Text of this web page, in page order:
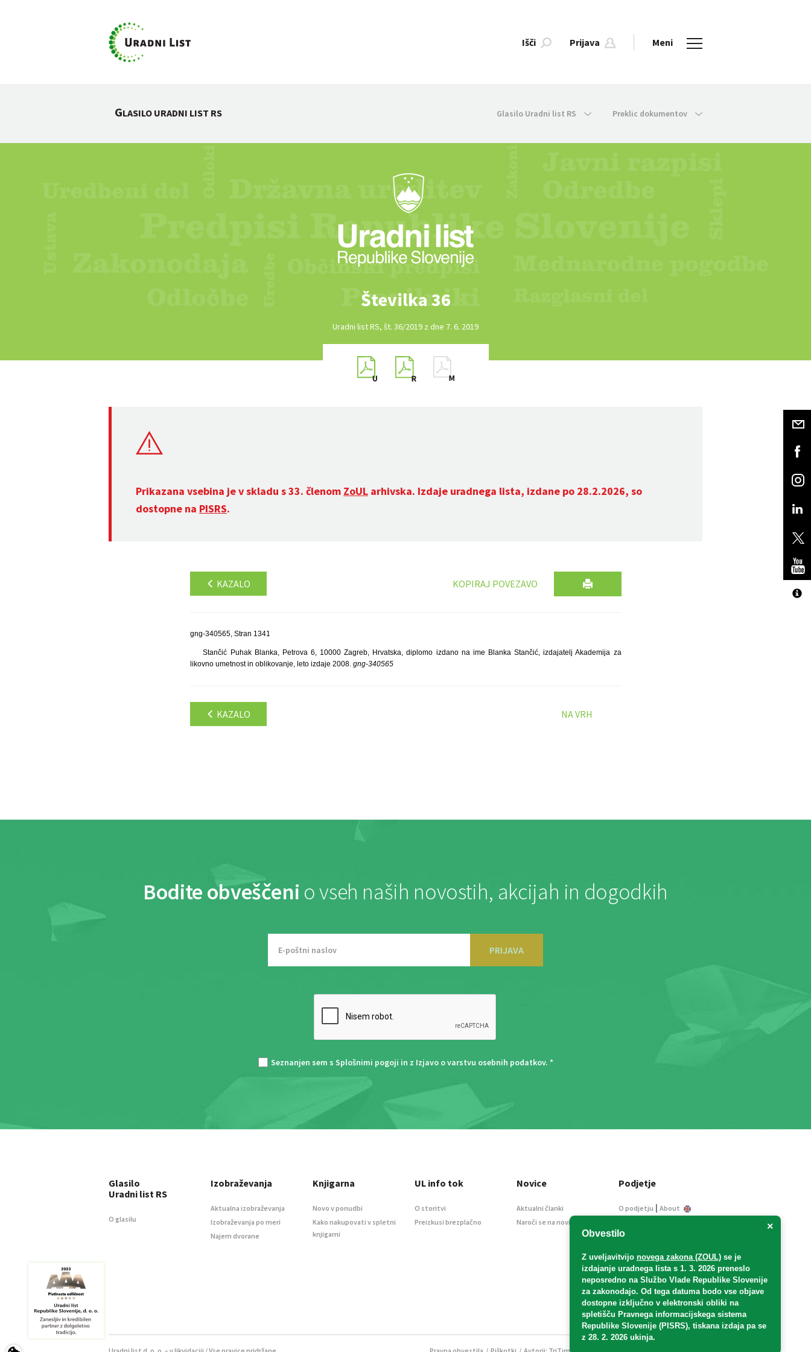
Išči Prijava Meni
GLASILO URADNI LIST RS Glasilo Uradni list RS Preklic dokumentov
Številka 36
Uradni list RS, št. 36/2019 z dne 7. 6. 2019
Prikazana vsebina je v skladu s 33. členom ZoUL arhivska. Izdaje uradnega lista, izdane po 28.2.2026, so
dostopne na PISRS.
KAZALO KOPIRAJ POVEZAVO
gng-340565, Stran 1341
Stančić Puhak Blanka, Petrova 6, 10000 Zagreb, Hrvatska, diplomo izdano na ime Blanka Stančić, izdajatelj Akademija za
likovno umetnost in oblikovanje, leto izdaje 2008. gng-340565
KAZALO NA VRH
Bodite obveščeni o vseh naših novostih, akcijah in dogodkih
PRIJAVA
Seznanjen sem s Splošnimi pogoji in z Izjavo o varstvu osebnih podatkov. *
×
Obvestilo
Z uveljavitvijo novega zakona (ZOUL) se je
izdajanje uradnega lista s 1. 3. 2026 preneslo
neposredno na Službo Vlade Republike Slovenije
za zakonodajo. Od tega datuma bodo vse objave
dostopne izključno v elektronski obliki na
spletišču Pravnega informacijskega sistema
Republike Slovenije (PISRS), tiskana izdaja pa se
z 28. 2. 2026 ukinja.
Glasilo
Uradni list RS
O glasilu
Izobraževanja
Aktualna izobraževanja
Izobraževanja po meri
Najem dvorane
Knjigarna
Novo v ponudbi
Kako nakupovati v spletni
knjigarni
UL info tok
O storitvi
Preizkusi brezplačno
Novice
Aktualni članki
Naroči se na novice
Podjetje
O podjetju | About
Informacije javnega
Oglaševanje
Splošni pogoji
Izjava o varstvu osebnih
podatkov
E-dražbe